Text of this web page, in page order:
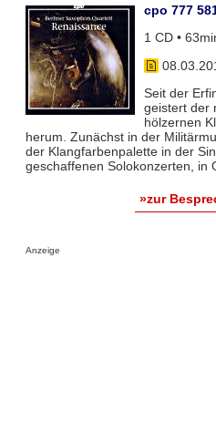
cpo 777
1 CD •
Seit der
geistert der
hölzernen
herum. Zunächst in der
der Klangfarbenpalette in der
geschaffenen Solokonzerten, in
»zur
Anzeige